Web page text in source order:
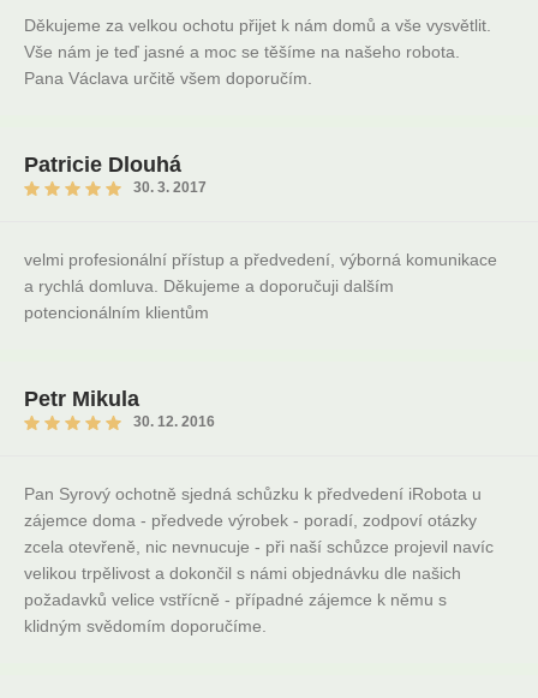
Děkujeme za velkou ochotu přijet k nám domů a vše vysvětlit.
Vše nám je teď jasné a moc se těšíme na našeho robota.
Pana Václava určitě všem doporučím.
Patricie Dlouhá
30. 3. 2017
velmi profesionální přístup a předvedení, výborná komunikace
a rychlá domluva. Děkujeme a doporučuji dalším
potencionálním klientům
Petr Mikula
30. 12. 2016
Pan Syrový ochotně sjedná schůzku k předvedení iRobota u
zájemce doma - předvede výrobek - poradí, zodpoví otázky
zcela otevřeně, nic nevnucuje - při naší schůzce projevil navíc
velikou trpělivost a dokončil s námi objednávku dle našich
požadavků velice vstřícně - případné zájemce k němu s
klidným svědomím doporučíme.